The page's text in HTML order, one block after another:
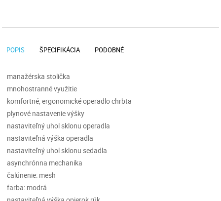
POPIS ŠPECIFIKÁCIA PODOBNÉ
manažérska stolička
mnohostranné využitie
komfortné, ergonomické operadlo chrbta
plynové nastavenie výšky
nastaviteľný uhol sklonu operadla
nastaviteľná výška operadla
nastaviteľný uhol sklonu sedadla
asynchrónna mechanika
čalúnenie: mesh
farba: modrá